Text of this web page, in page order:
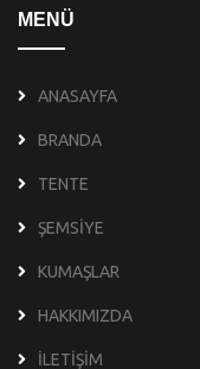
MENÜ
ANASAYFA
BRANDA
TENTE
ŞEMSİYE
KUMAŞLAR
HAKKIMIZDA
İLETİŞİM